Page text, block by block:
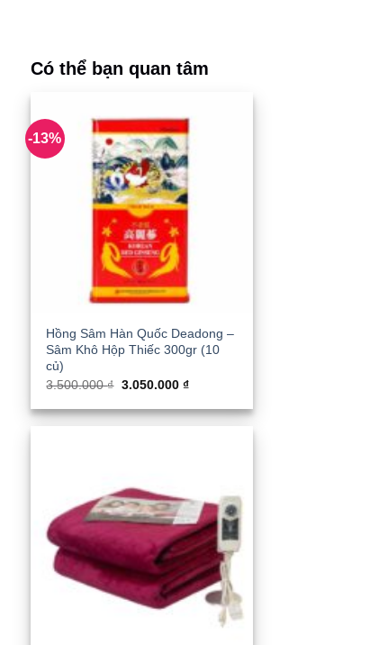
Có thể bạn quan tâm
-13%
Hồng Sâm Hàn Quốc Deadong –
Sâm Khô Hộp Thiếc 300gr (10
củ)
3.500.000₫ Giá
là:
3.500.000 ₫.
3.050.000 ₫Giá
tại
là:
3.050.000 ₫.